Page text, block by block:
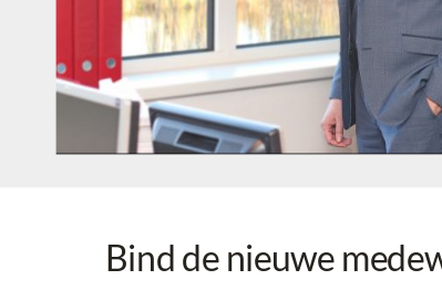
Bind de nieuwe